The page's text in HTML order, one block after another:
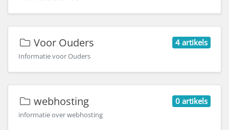
Voor Ouders 4 artikels
Informatie voor Ouders
webhosting 0 artikels
informatie over webhosting